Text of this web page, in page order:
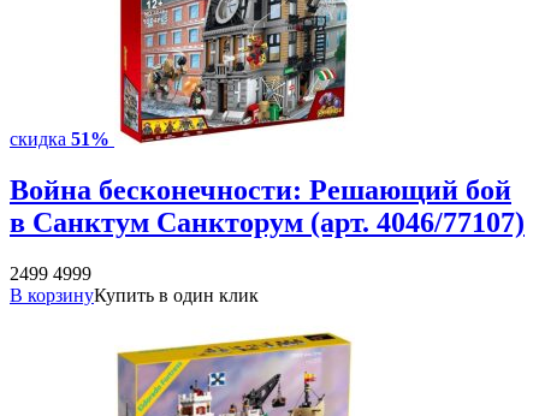
скидка 51%
Война бесконечности: Решающий бой
в Санктум Санкторум (арт. 4046/77107)
2499 4999
В корзинуКупить в один клик